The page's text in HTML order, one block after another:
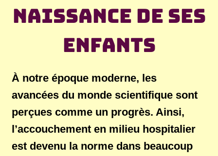
naissance de ses
enfants
À notre époque moderne, les
avancées du monde scientifique sont
perçues comme un progrès. Ainsi,
l’accouchement en milieu hospitalier
est devenu la norme dans beaucoup